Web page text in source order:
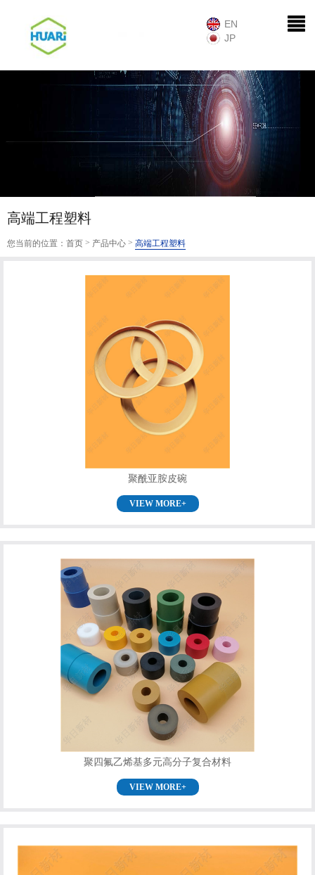
EN
JP
高端工程塑料
您当前的位置： 首页 > 产品中心 > 高端工程塑料
聚酰亚胺皮碗
VIEW MORE+
聚四氟乙烯基多元高分子复合材料
VIEW MORE+